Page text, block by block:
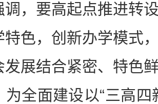
调，要高起点推进转
特色，创新办学模式
发展结合紧密、特色
为全面建设以“三高四